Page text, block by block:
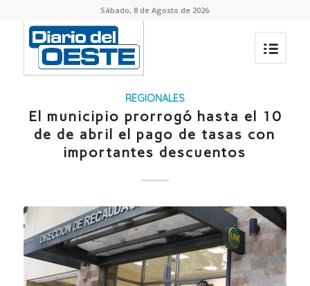
Sábado, 8 de Agosto de 2026
REGIONALES
El municipio prorrogó hasta el 10
de de abril el pago de tasas con
importantes descuentos